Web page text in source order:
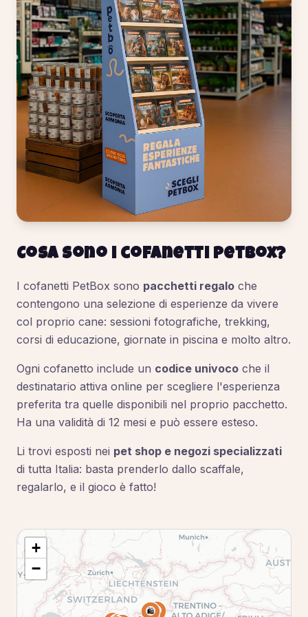
Cosa sono i cofanetti PetBox?
I cofanetti PetBox sono pacchetti regalo che
contengono una selezione di esperienze da vivere
col proprio cane: sessioni fotografiche, trekking,
corsi di educazione, giornate in piscina e molto altro.
Ogni cofanetto include un codice univoco che il
destinatario attiva online per scegliere l'esperienza
preferita tra quelle disponibili nel proprio pacchetto.
Ha una validità di 12 mesi e può essere esteso.
Li trovi esposti nei pet shop e negozi specializzati
di tutta Italia: basta prenderlo dallo scaffale,
regalarlo, e il gioco è fatto!
🛍️🛍️
+
−